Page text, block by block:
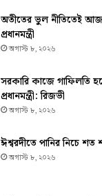
অতীতের ভুল নীতিতেই
প্রধানমন্ত্রী
অগাস্ট ৮, ২০২৬
সরকারি কাজে গাফিলতি
প্রধানমন্ত্রী: রিজভী
অগাস্ট ৮, ২০২৬
ঈশ্বরদীতে পানির নিচে
অগাস্ট ৮, ২০২৬